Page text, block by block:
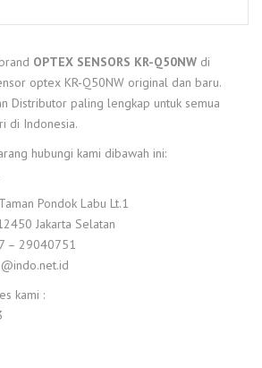
OPTEX SENSORS KR-Q50NW di
optex KR-Q50NW original dan baru.
Distributor paling lengkap untuk semua
di Indonesia.
hubungi kami dibawah ini:
Pondok Labu Lt.1
Jakarta Selatan
– 29040751
kami :